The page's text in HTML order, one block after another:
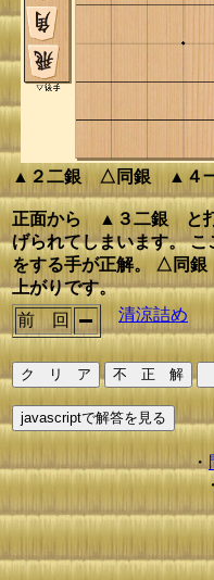
▲２二銀 △同銀 ▲４一
正面から ▲３二銀 と
げられてしまいます。
をする手が正解。 △同
上がりです。
前 回
清涼詰め
・